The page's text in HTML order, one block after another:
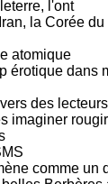
l'ont
la Corée du
atomique
érotique dans
des
imaginer
comme un